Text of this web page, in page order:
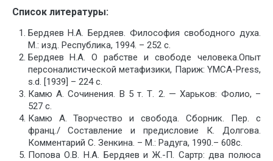
Список литературы:
Бердяев Н.А. Бердяев. Философия свободного духа.
М.: изд. Республика, 1994. – 252 с.
Бердяев Н.А. О рабстве и свободе человека.Опыт
персоналистической метафизики, Париж: YMCA-Press,
s.d. [1939] – 224 с.
Камю А. Сочинения. В 5 т. Т. 2. — Харьков: Фолио, –
527 с.
Камю А. Творчество и свобода. Сборник. Пер. с
франц./ Составление и предисловие К. Долгова.
Комментарий С. Зенкина. – М.: Радуга, 1990.– 608с.
Попова О.В. Н.А. Бердяев и Ж.-П. Сартр: два полюса